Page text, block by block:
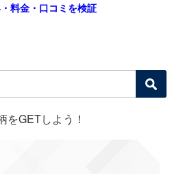
料金・口コミを検証
をGETしよう！